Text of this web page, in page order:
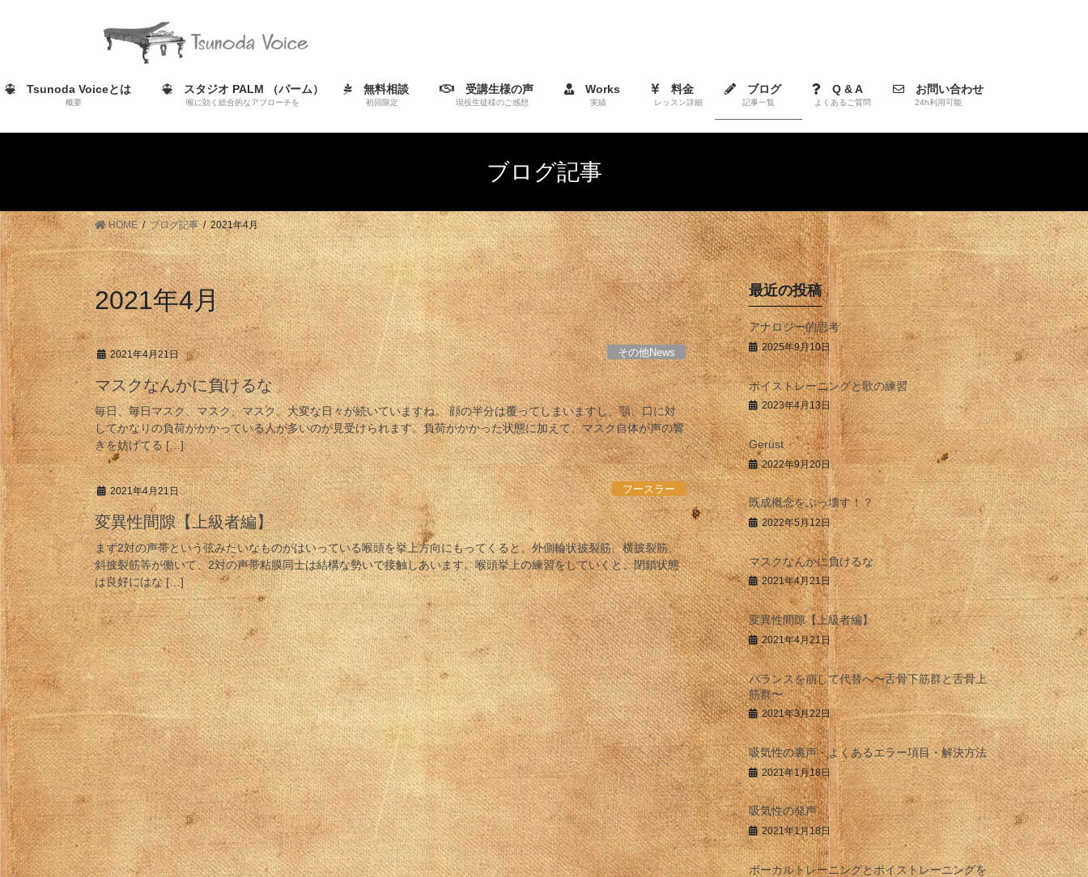
ツ
シ
Tsunoda Voiceとは
概要
スタジオ PALM （パーム）
喉に効く総合的なアプローチを
無料相談
初回限定
受講生様の声
現役生徒様のご感想
Works
実績
料金
レッスン詳細
ブログ
記事一覧
Q & A
よくあるご質問
お問い合わせ
24h利用可能
ブログ記事
HOME ブログ記事 2021年4月
2021年4月
2021年4月21日 その他News
マスクなんかに負けるな
毎日、毎日マスク、マスク、マスク。大変な日々が続いていますね。 顔の半分は覆ってしまいますし、顎、口に対
してかなりの負荷がかかっている人が多いのが見受けられます。負荷がかかった状態に加えて、マスク自体が声の響
きを妨げてる […]
2021年4月21日 フースラー
変異性間隙【上級者編】
まず2対の声帯という弦みたいなものがはいっている喉頭を挙上方向にもってくると、外側輪状披裂筋、横披裂筋、
斜披裂筋等が働いて、2対の声帯粘膜同士は結構な勢いで接触しあいます。喉頭挙上の練習をしていくと、閉鎖状態
は良好にはな […]
最近の投稿
アナロジー的思考
2025年9月10日
ボイストレーニングと歌の練習
2023年4月13日
Gerüst
2022年9月20日
既成概念をぶっ壊す！？
2022年5月12日
マスクなんかに負けるな
2021年4月21日
変異性間隙【上級者編】
2021年4月21日
バランスを崩して代替へ〜舌骨下筋群と舌骨上
筋群〜
2021年3月22日
吸気性の裏声・よくあるエラー項目・解決方法
2021年1月18日
吸気性の発声
2021年1月18日
ボーカルトレーニングとボイストレーニングを